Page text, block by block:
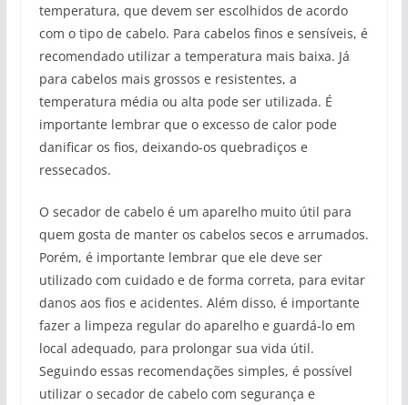
temperatura, que devem ser escolhidos de acordo
com o tipo de cabelo. Para cabelos finos e sensíveis, é
recomendado utilizar a temperatura mais baixa. Já
para cabelos mais grossos e resistentes, a
temperatura média ou alta pode ser utilizada. É
importante lembrar que o excesso de calor pode
danificar os fios, deixando-os quebradiços e
ressecados.
O secador de cabelo é um aparelho muito útil para
quem gosta de manter os cabelos secos e arrumados.
Porém, é importante lembrar que ele deve ser
utilizado com cuidado e de forma correta, para evitar
danos aos fios e acidentes. Além disso, é importante
fazer a limpeza regular do aparelho e guardá-lo em
local adequado, para prolongar sua vida útil.
Seguindo essas recomendações simples, é possível
utilizar o secador de cabelo com segurança e